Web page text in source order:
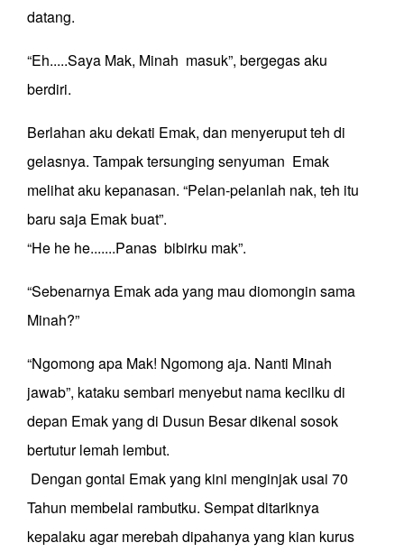
datang.
“Eh.....Saya Mak, Minah masuk”, bergegas aku
berdiri.
Berlahan aku dekati Emak, dan menyeruput teh di
gelasnya. Tampak tersunging senyuman Emak
melihat aku kepanasan. “Pelan-pelanlah nak, teh itu
baru saja Emak buat”.
“He he he.......Panas bibirku mak”.
“Sebenarnya Emak ada yang mau diomongin sama
Minah?”
“Ngomong apa Mak! Ngomong aja. Nanti Minah
jawab”, kataku sembari menyebut nama kecilku di
depan Emak yang di Dusun Besar dikenal sosok
bertutur lemah lembut.
Dengan gontai Emak yang kini menginjak usai 70
Tahun membelai rambutku. Sempat ditariknya
kepalaku agar merebah dipahanya yang kian kurus